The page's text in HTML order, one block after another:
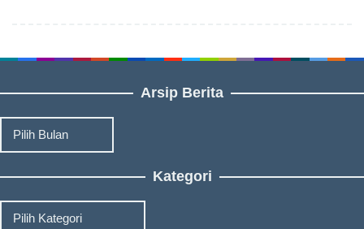
Arsip Berita
Kategori